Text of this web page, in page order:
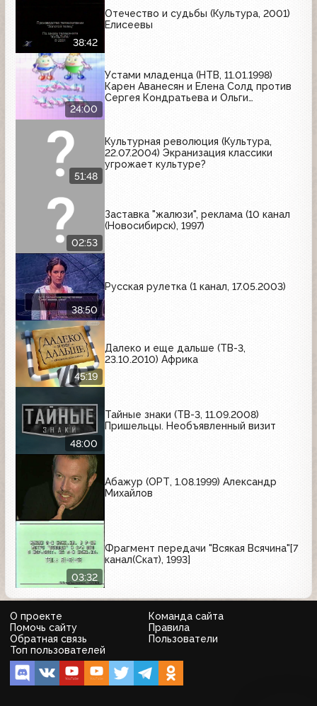
38:42
Отечество и судьбы (Культура, 2001)
Елисеевы
24:00
Устами младенца (НТВ, 11.01.1998)
Карен Аванесян и Елена Солд против
Сергея Кондратьева и Ольги
51:48
Культурная революция (Культура,
22.07.2004) Экранизация классики
угрожает культуре?
02:53
Заставка "жалюзи", реклама (10 канал
(Новосибирск), 1997)
38:50
Русская рулетка (1 канал, 17.05.2003)
45:19
Далеко и еще дальше (ТВ-3,
23.10.2010) Африка
48:00
Тайные знаки (ТВ-3, 11.09.2008)
Пришельцы. Необъявленный визит
Абажур (ОРТ, 1.08.1999) Александр
Михайлов
03:32
Фрагмент передачи "Всякая Всячина"[7
канал(Скат), 1993]
О проекте
Команда сайта
Помочь сайту
Правила
Обратная связь
Пользователи
Топ пользователей